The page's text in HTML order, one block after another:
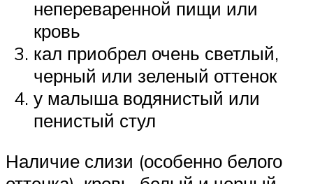
непереваренной пищи или
кровь
кал приобрел очень светлый,
черный или зеленый оттенок
у малыша водянистый или
пенистый стул
Наличие слизи (особенно белого